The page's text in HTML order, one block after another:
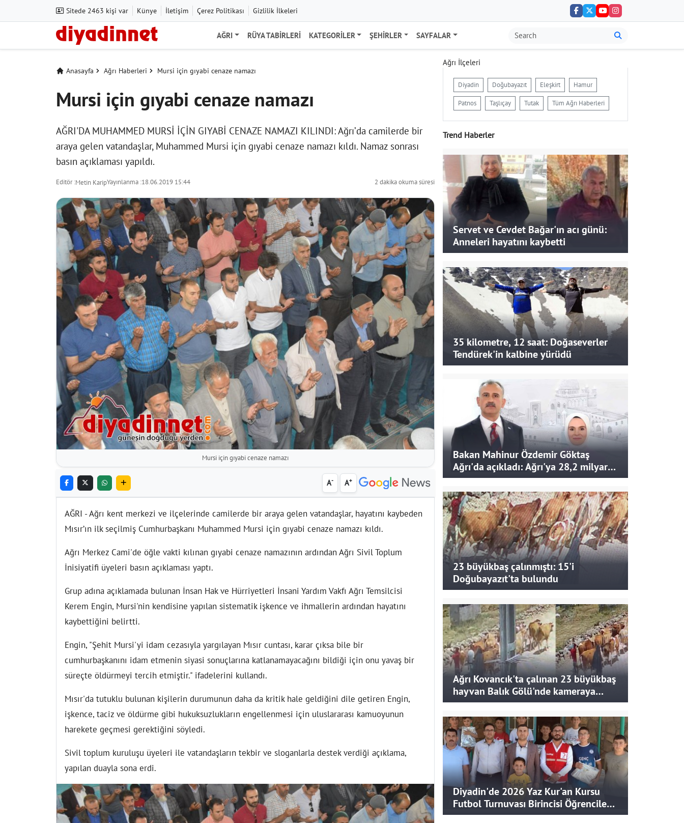
Sitede 2463 kişi var Künye İletişim Çerez Politikası Gizlilik İlkeleri
AĞRI RÜYA TABIRLERI KATEGORILER ŞEHIRLER SAYFALAR
Anasayfa Ağrı Haberleri Mursi için gıyabi cenaze namazı
Mursi için gıyabi cenaze namazı
AĞRI'DA MUHAMMED MURSİ İÇİN GIYABİ CENAZE NAMAZI KILINDI: Ağrı’da camilerde bir
araya gelen vatandaşlar, Muhammed Mursi için gıyabi cenaze namazı kıldı. Namaz sonrası
basın açıklaması yapıldı.
Editör :Metin KaripYayınlanma :18.06.2019 15:44 2 dakika okuma süresi
Mursi için gıyabi cenaze namazı
A- A+
AĞRI - Ağrı kent merkezi ve ilçelerinde camilerde bir araya gelen vatandaşlar, hayatını kaybeden
Mısır’ın ilk seçilmiş Cumhurbaşkanı Muhammed Mursi için gıyabi cenaze namazı kıldı.
Ağrı Merkez Cami'de öğle vakti kılınan gıyabi cenaze namazının ardından Ağrı Sivil Toplum
İnisiyatifi üyeleri basın açıklaması yaptı.
Grup adına açıklamada bulunan İnsan Hak ve Hürriyetleri İnsani Yardım Vakfı Ağrı Temsilcisi
Kerem Engin, Mursi'nin kendisine yapılan sistematik işkence ve ihmallerin ardından hayatını
kaybettiğini belirtti.
Engin, "Şehit Mursi'yi idam cezasıyla yargılayan Mısır cuntası, karar çıksa bile bir
cumhurbaşkanını idam etmenin siyasi sonuçlarına katlanamayacağını bildiği için onu yavaş bir
süreçte öldürmeyi tercih etmiştir." ifadelerini kullandı.
Mısır'da tutuklu bulunan kişilerin durumunun daha da kritik hale geldiğini dile getiren Engin,
işkence, taciz ve öldürme gibi hukuksuzlukların engellenmesi için uluslararası kamuoyunun
harekete geçmesi gerektiğini söyledi.
Sivil toplum kuruluşu üyeleri ile vatandaşların tekbir ve sloganlarla destek verdiği açıklama,
yapılan duayla sona erdi.
Ağrı İlçeleri
Diyadin Doğubayazıt Eleşkirt Hamur
Patnos Taşlıçay Tutak Tüm Ağrı Haberleri
Trend Haberler
Servet ve Cevdet Bağar'ın acı günü:
Anneleri hayatını kaybetti
35 kilometre, 12 saat: Doğaseverler
Tendürek'in kalbine yürüdü
Bakan Mahinur Özdemir Göktaş
Ağrı'da açıkladı: Ağrı'ya 28,2 milyar
liralık yatırım ve destek sağlandı
23 büyükbaş çalınmıştı: 15'i
Doğubayazıt'ta bulundu
Ağrı Kovancık'ta çalınan 23 büyükbaş
hayvan Balık Gölü'nde kameraya
takıldı
Diyadin'de 2026 Yaz Kur'an Kursu
Futbol Turnuvası Birincisi Öğrencilere
Hediye